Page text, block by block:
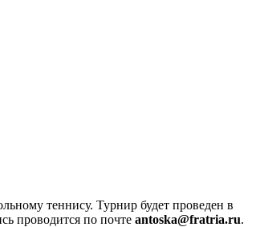
теннису. Турнир будет проведен в
проводится по почте antoska@fratria.ru.